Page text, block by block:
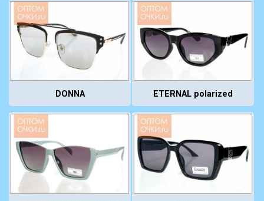
DONNA ETERNAL polarized